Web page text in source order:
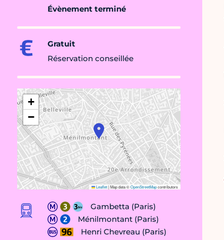
Évènement terminé
Gratuit
Réservation conseillée
+
−
Leaflet|Map data ©OpenStreetMapcontributors
Gambetta (Paris)
Ménilmontant (Paris)
Henri Chevreau (Paris)